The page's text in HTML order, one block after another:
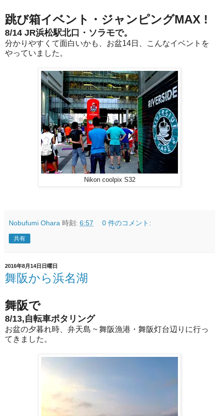
跳び箱イベント・ジャンピングMAX !
8/14 JR浜松駅北口・ソラモで。
分かりやすくて面白いかも、お盆14日、こんなイベントを
やっていました。
Nikon coolpix S32
Nobufumi Ohara 時刻: 6:57 0 件のコメント:
共有
2016年8月14日日曜日
舞阪から浜名湖
舞阪で
8/13,自転車ポタリング
お盆の夕暮れ時、弁天島 ~ 舞阪漁港・舞阪灯台辺りに行っ
てきました。